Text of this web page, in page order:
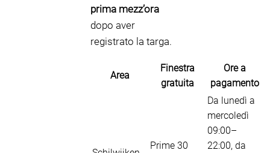
prima mezz’ora
dopo aver
registrato la targa.
Area
Finestra
gratuita
Ore a
pagamento
Prime 30
Da lunedì a
mercoledì
09:00–
22:00, da